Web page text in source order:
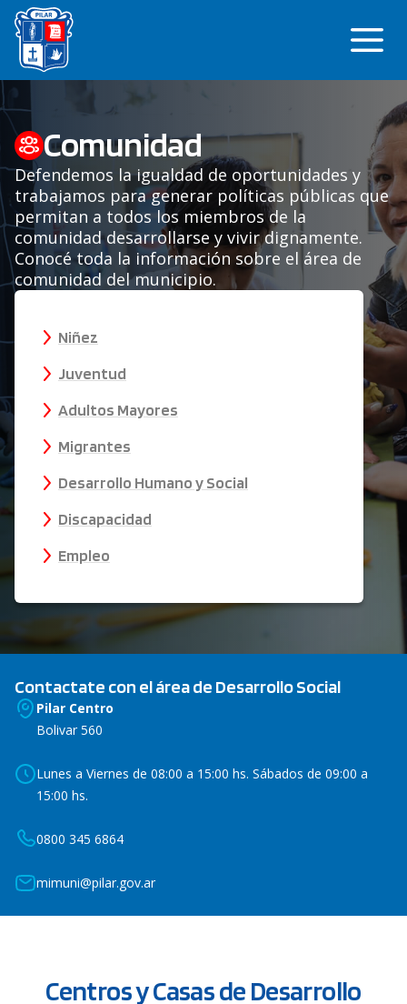
Saltar
contenido
Comunidad
Defendemos la igualdad de oportunidades y
trabajamos para generar políticas públicas que
permitan a todos los miembros de la
comunidad desarrollarse y vivir dignamente.
Conocé toda la información sobre el área de
comunidad del municipio.
Niñez
Juventud
Adultos Mayores
Migrantes
Desarrollo Humano y Social
Discapacidad
Empleo
Contactate con el área de Desarrollo Social
Pilar Centro
Bolivar 560
Lunes a Viernes de 08:00 a 15:00 hs. Sábados de 09:00 a
15:00 hs.
0800 345 6864
mimuni@pilar.gov.ar
Centros y Casas de Desarrollo